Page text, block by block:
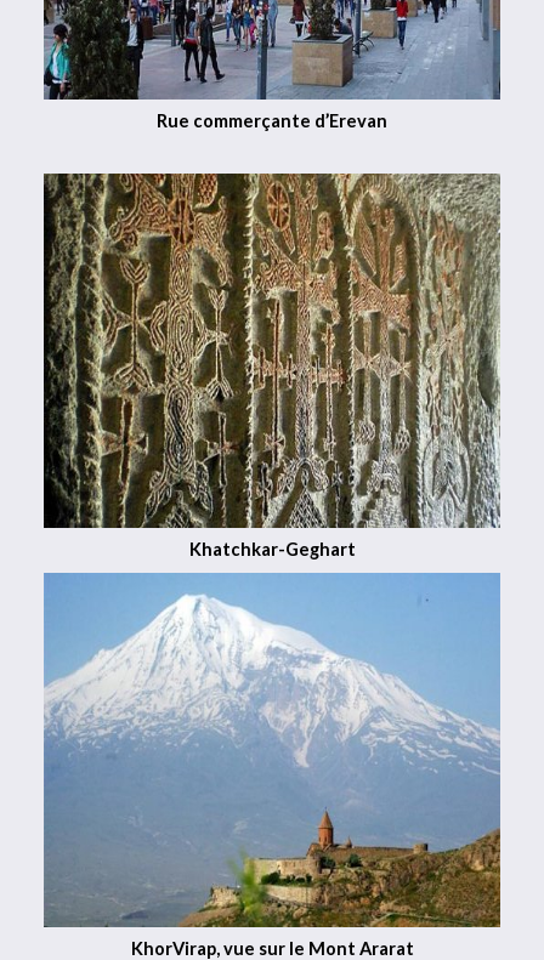
Rue commerçante d’Erevan
Khatchkar-Geghart
KhorVirap, vue sur le Mont Ararat